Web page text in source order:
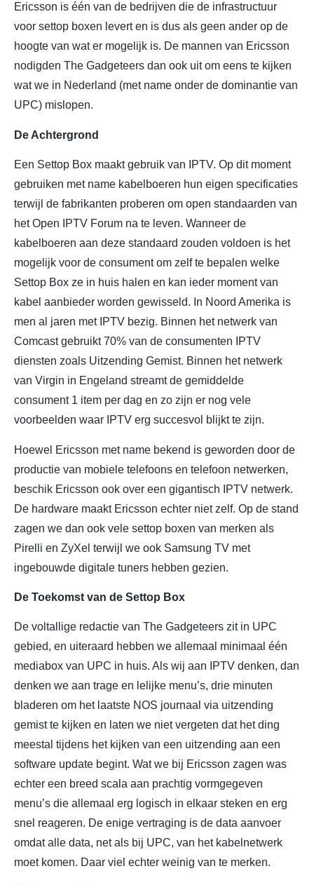
Ericsson is één van de bedrijven die de infrastructuur
voor settop boxen levert en is dus als geen ander op de
hoogte van wat er mogelijk is. De mannen van Ericsson
nodigden The Gadgeteers dan ook uit om eens te kijken
wat we in Nederland (met name onder de dominantie van
UPC) mislopen.
De Achtergrond
Een Settop Box maakt gebruik van IPTV. Op dit moment
gebruiken met name kabelboeren hun eigen specificaties
terwijl de fabrikanten proberen om open standaarden van
het Open IPTV Forum na te leven. Wanneer de
kabelboeren aan deze standaard zouden voldoen is het
mogelijk voor de consument om zelf te bepalen welke
Settop Box ze in huis halen en kan ieder moment van
kabel aanbieder worden gewisseld. In Noord Amerika is
men al jaren met IPTV bezig. Binnen het netwerk van
Comcast gebruikt 70% van de consumenten IPTV
diensten zoals Uitzending Gemist. Binnen het netwerk
van Virgin in Engeland streamt de gemiddelde
consument 1 item per dag en zo zijn er nog vele
voorbeelden waar IPTV erg succesvol blijkt te zijn.
Hoewel Ericsson met name bekend is geworden door de
productie van mobiele telefoons en telefoon netwerken,
beschik Ericsson ook over een gigantisch IPTV netwerk.
De hardware maakt Ericsson echter niet zelf. Op de stand
zagen we dan ook vele settop boxen van merken als
Pirelli en ZyXel terwijl we ook Samsung TV met
ingebouwde digitale tuners hebben gezien.
De Toekomst van de Settop Box
De voltallige redactie van The Gadgeteers zit in UPC
gebied, en uiteraard hebben we allemaal minimaal één
mediabox van UPC in huis. Als wij aan IPTV denken, dan
denken we aan trage en lelijke menu’s, drie minuten
bladeren om het laatste NOS journaal via uitzending
gemist te kijken en laten we niet vergeten dat het ding
meestal tijdens het kijken van een uitzending aan een
software update begint. Wat we bij Ericsson zagen was
echter een breed scala aan prachtig vormgegeven
menu’s die allemaal erg logisch in elkaar steken en erg
snel reageren. De enige vertraging is de data aanvoer
omdat alle data, net als bij UPC, van het kabelnetwerk
moet komen. Daar viel echter weinig van te merken.